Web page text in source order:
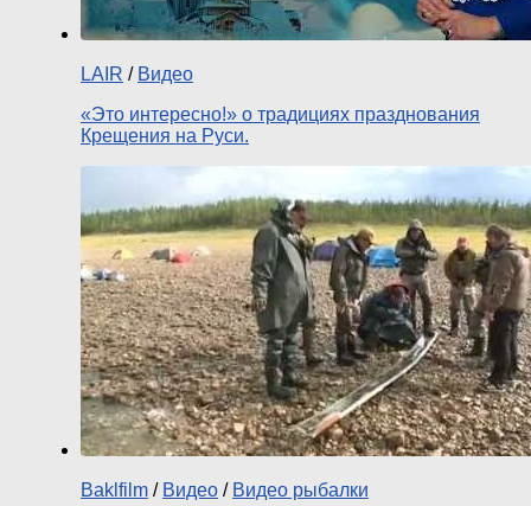
LAIR / Видео
«Это интересно!» о традициях празднования
Крещения на Руси.
Baklfilm / Видео / Видео рыбалки